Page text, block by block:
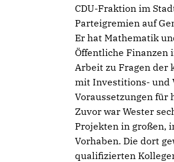
CDU-Fraktion im
Parteigremien auf
Er hat Mathematik
Öffentliche Finanzen
Arbeit zu Fragen der
mit Investitions- und
Voraussetzungen für
Zuvor war Wester
Projekten in großen,
Vorhaben. Die dort
qualifizierten